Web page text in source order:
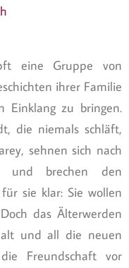
eine Gruppe von
ihrer Familie
Einklang zu bringen.
die niemals schläft,
sehnen sich nach
und brechen den
sie klar: Sie wollen
das Älterwerden
und all die neuen
Freundschaft vor